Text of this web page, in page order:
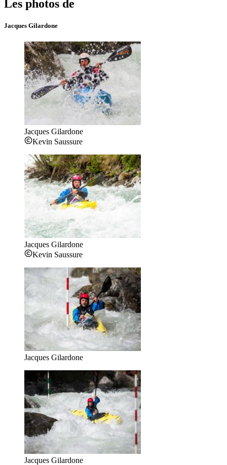
Les photos de
Jacques Gilardone
Jacques Gilardone
Kevin Saussure
Jacques Gilardone
Kevin Saussure
Jacques Gilardone
Jacques Gilardone